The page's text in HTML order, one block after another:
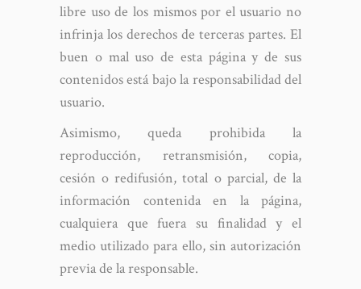
libre uso de los mismos por el usuario no
infrinja los derechos de terceras partes. El
buen o mal uso de esta página y de sus
contenidos está bajo la responsabilidad del
usuario.
Asimismo, queda prohibida la
reproducción, retransmisión, copia,
cesión o redifusión, total o parcial, de la
información contenida en la página,
cualquiera que fuera su finalidad y el
medio utilizado para ello, sin autorización
previa de la responsable.